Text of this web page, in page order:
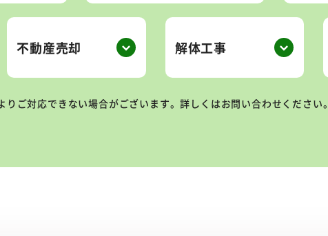
不動産売却 解体工事
ご対応できない場合がございます。詳しくはお問い合わせください。